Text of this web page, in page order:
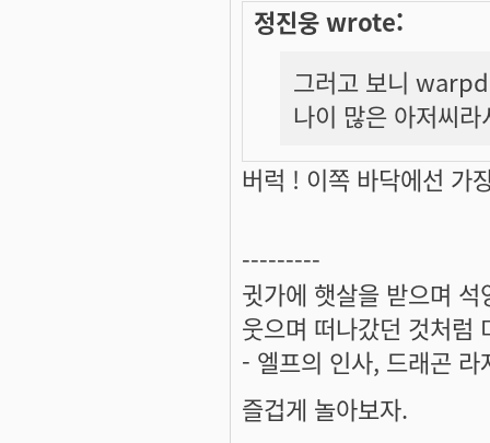
정진웅 wrote:
그러고 보니
나이 많은 아저씨
버럭 ! 이쪽 바닥에선 가
---------
귓가에 햇살을 받으며
웃으며 떠나갔던 것처럼
- 엘프의 인사, 드래곤 라
즐겁게 놀아보자.